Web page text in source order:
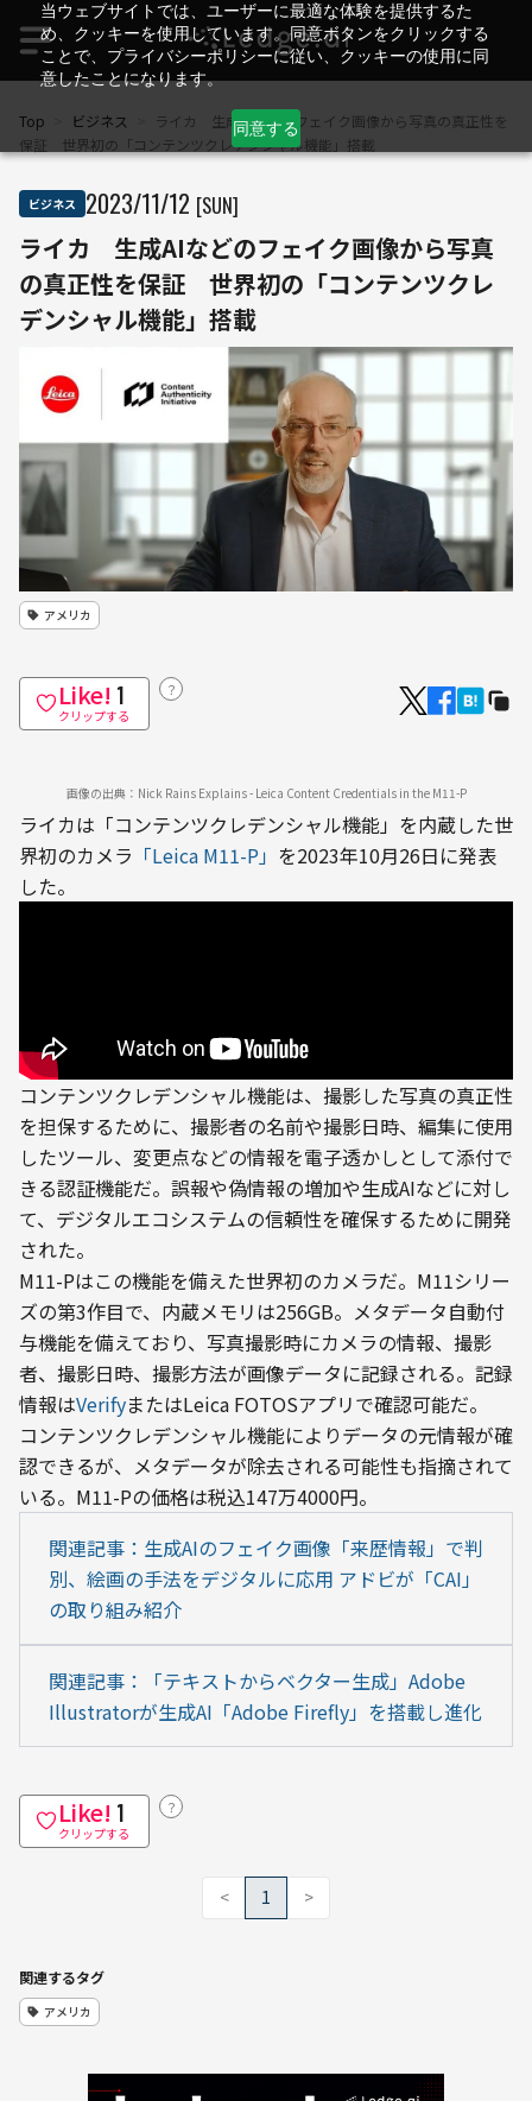
当ウェブサイトでは、ユーザーに最適な体験を提供するた
め、クッキーを使用しています。同意ボタンをクリックする
ことで、プライバシーポリシーに従い、クッキーの使用に同
意したことになります。
同意する
Top ビジネス
ライカ 生成AIなどのフェイク画像から写真の真正性を
保証 世界初の「コンテンツクレデンシャル機能」搭載
ビジネス 2023/11/12 [SUN]
ライカ 生成AIなどのフェイク画像から写真
の真正性を保証 世界初の「コンテンツクレ
デンシャル機能」搭載
アメリカ
Like! 1
クリップする
？
画像の出典：Nick Rains Explains - Leica Content Credentials in the M11-P
ライカは「コンテンツクレデンシャル機能」を内蔵した世
界初のカメラ 「Leica M11-P」 を2023年10月26日に発表
した。
コンテンツクレデンシャル機能は、撮影した写真の真正性
を担保するために、撮影者の名前や撮影日時、編集に使用
したツール、変更点などの情報を電子透かしとして添付で
きる認証機能だ。誤報や偽情報の増加や生成AIなどに対し
て、デジタルエコシステムの信頼性を確保するために開発
された。
M11-Pはこの機能を備えた世界初のカメラだ。M11シリー
ズの第3作目で、内蔵メモリは256GB。メタデータ自動付
与機能を備えており、写真撮影時にカメラの情報、撮影
者、撮影日時、撮影方法が画像データに記録される。記録
情報はVerifyまたはLeica FOTOSアプリで確認可能だ。
コンテンツクレデンシャル機能によりデータの元情報が確
認できるが、メタデータが除去される可能性も指摘されて
いる。M11-Pの価格は税込147万4000円。
関連記事：生成AIのフェイク画像「来歴情報」で判
別、絵画の手法をデジタルに応用 アドビが「CAI」
の取り組み紹介
関連記事：「テキストからベクター生成」Adobe
Illustratorが生成AI「Adobe Firefly」を搭載し進化
Like! 1
クリップする
？
< 1 >
関連するタグ
アメリカ